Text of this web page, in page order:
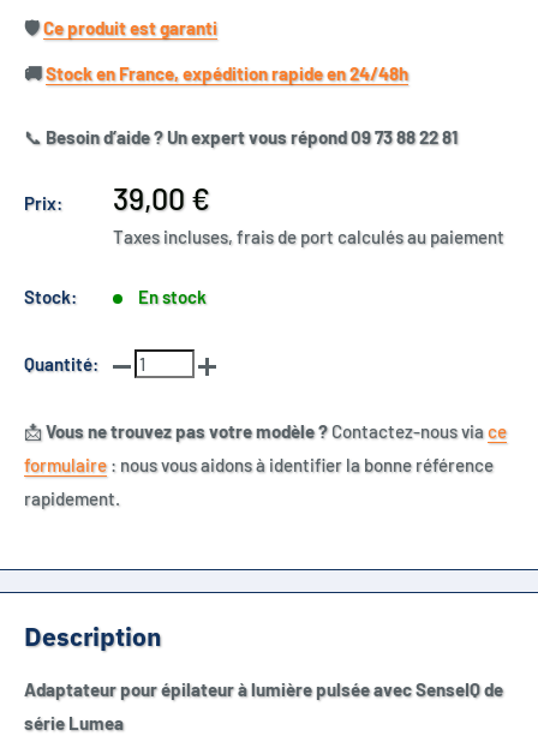
🛡️​Ce produit est garanti
🚚​Stock en France, expédition rapide en 24/48h
📞 Besoin d’aide ? Un expert vous répond 09 73 88 22 81
Prix:
Prix
réduit
39,00 €
Taxes incluses, frais de port calculés au paiement
Stock: En stock
Quantité:
📩Vous ne trouvez pas votre modèle ?Contactez-nous viace
formulaire : nous vous aidons à identifier la bonne référence
rapidement.
Description
Adaptateur pour épilateur à lumière pulsée avec SenseIQ de
série Lumea